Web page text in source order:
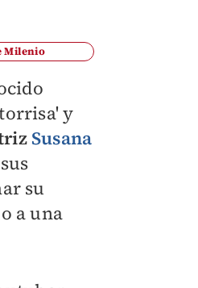
Milenio
y
Susana
su
a una